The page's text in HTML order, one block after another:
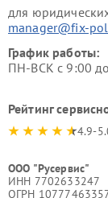
для
manager@fix-
График работы:
ПН-ВСК с 9:00
Рейтинг
4.9-
ООО "Русервис"
ИНН 7702633247
ОГРН